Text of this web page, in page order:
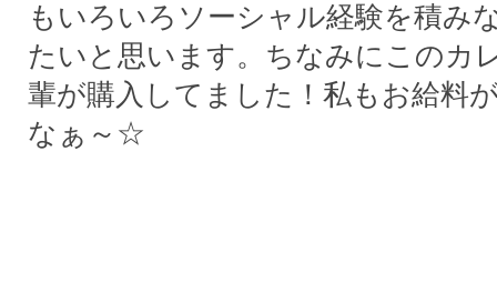
もいろいろソーシャル経験を積み
たいと思います。ちなみにこのカ
輩が購入してました！私もお給料
なぁ～☆